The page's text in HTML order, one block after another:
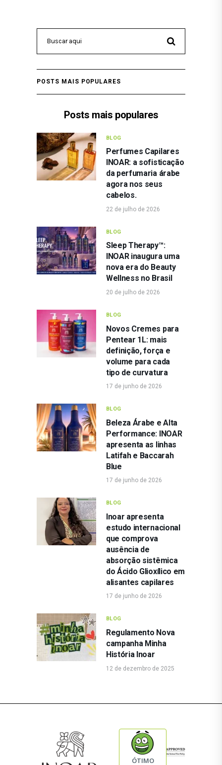
POSTS MAIS POPULARES
Posts mais populares
BLOG
Perfumes Capilares
INOAR: a sofisticação
da perfumaria árabe
agora nos seus
cabelos.
22 de julho de 2026
BLOG
Sleep Therapy™:
INOAR inaugura uma
nova era do Beauty
Wellness no Brasil
20 de julho de 2026
BLOG
Novos Cremes para
Pentear 1L: mais
definição, força e
volume para cada
tipo de curvatura
17 de junho de 2026
BLOG
Beleza Árabe e Alta
Performance: INOAR
apresenta as linhas
Latifah e Baccarah
Blue
17 de junho de 2026
BLOG
Inoar apresenta
estudo internacional
que comprova
ausência de
absorção sistêmica
do Ácido Glioxílico em
alisantes capilares
17 de junho de 2026
BLOG
Regulamento Nova
campanha Minha
História Inoar
12 de dezembro de 2025
ÓTIMO